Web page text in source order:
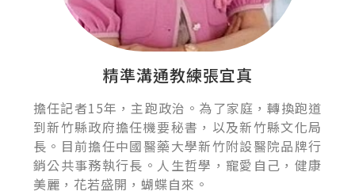
精準溝通教練張宜真
擔任記者15年，主跑政治。為了家庭，轉換跑道
到新竹縣政府擔任機要秘書，以及新竹縣文化局
長。目前擔任中國醫藥大學新竹附設醫院品牌行
銷公共事務執行長。人生哲學，寵愛自己，健康
美麗，花若盛開，蝴蝶自來。